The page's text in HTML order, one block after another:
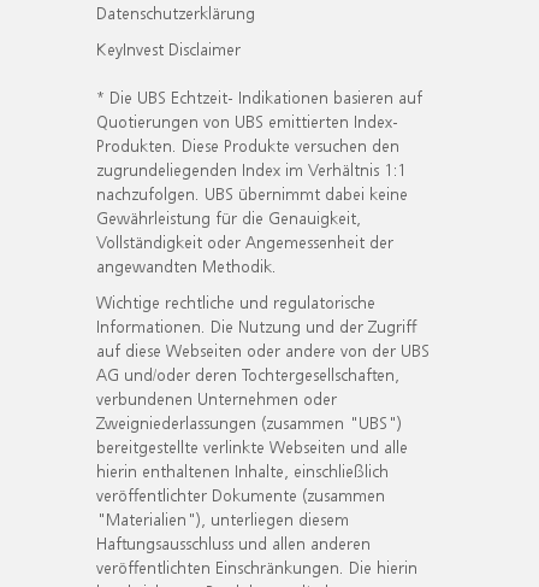
Datenschutzerklärung
KeyInvest Disclaimer
* Die UBS Echtzeit- Indikationen basieren auf
Quotierungen von UBS emittierten Index-
Produkten. Diese Produkte versuchen den
zugrundeliegenden Index im Verhältnis 1:1
nachzufolgen. UBS übernimmt dabei keine
Gewährleistung für die Genauigkeit,
Vollständigkeit oder Angemessenheit der
angewandten Methodik.
Wichtige rechtliche und regulatorische
Informationen. Die Nutzung und der Zugriff
auf diese Webseiten oder andere von der UBS
AG und/oder deren Tochtergesellschaften,
verbundenen Unternehmen oder
Zweigniederlassungen (zusammen "UBS")
bereitgestellte verlinkte Webseiten und alle
hierin enthaltenen Inhalte, einschließlich
veröffentlichter Dokumente (zusammen
"Materialien"), unterliegen diesem
Haftungsausschluss und allen anderen
veröffentlichten Einschränkungen. Die hierin